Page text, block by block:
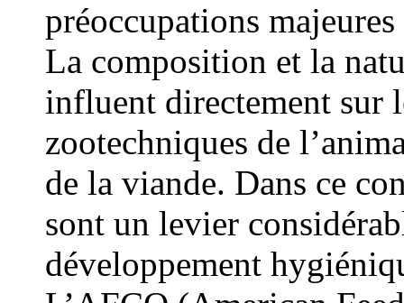
préoccupations
La composition et la
influent directement sur
zootechniques de
de la viande. Dans ce
sont un levier
développement